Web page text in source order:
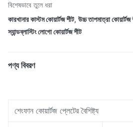
বিশেষভাবে তুলে ধরা
কারখানার কাস্টম কোয়ার্টজ শীট, উচ্চ তাপমাত্রা কোয়ার্টজ
স্যান্ডব্লাস্টিং লোগো কোয়ার্টজ শীট
পণ্য বিবরণ
শেংফান কোয়ার্টজ প্লেটের বৈশিষ্ট্য